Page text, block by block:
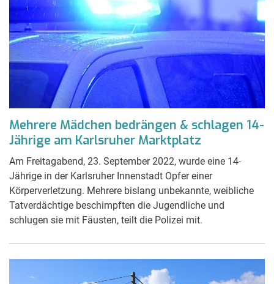
Mehrere Mädchen bedrängen & schlagen 14-
Jährige am Karlsruher Marktplatz
Am Freitagabend, 23. September 2022, wurde eine 14-
Jährige in der Karlsruher Innenstadt Opfer einer
Körperverletzung. Mehrere bislang unbekannte, weibliche
Tatverdächtige beschimpften die Jugendliche und
schlugen sie mit Fäusten, teilt die Polizei mit.